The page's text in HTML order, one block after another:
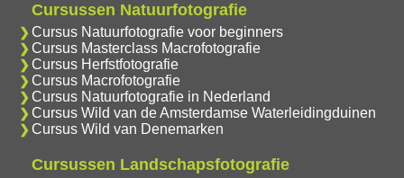
Cursussen Natuurfotografie
Cursus Natuurfotografie voor beginners
Cursus Masterclass Macrofotografie
Cursus Herfstfotografie
Cursus Macrofotografie
Cursus Natuurfotografie in Nederland
Cursus Wild van de Amsterdamse Waterleidingduinen
Cursus Wild van Denemarken
Cursussen Landschapsfotografie